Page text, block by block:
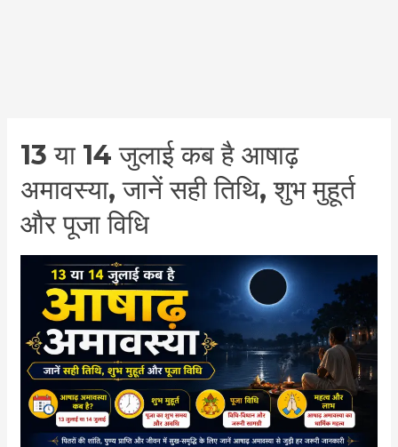
13 या 14 जुलाई कब है आषाढ़
अमावस्या, जानें सही तिथि, शुभ मुहूर्त
और पूजा विधि
13
या
14
जुलाई
कब
है
आषाढ़
अमावस्या,
सही
तिथि,
शुभ
मुहूर्त
और